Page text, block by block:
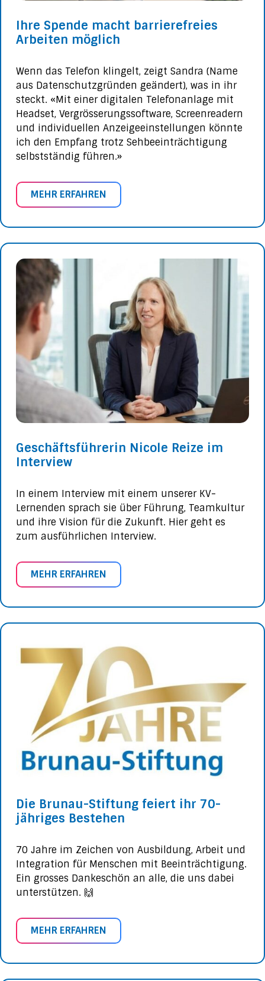
Ihre Spende macht barrierefreies
Arbeiten möglich
Wenn das Telefon klingelt, zeigt Sandra (Name
aus Datenschutzgründen geändert), was in ihr
steckt. «Mit einer digitalen Telefonanlage mit
Headset, Vergrösserungssoftware, Screenreadern
und individuellen Anzeigeeinstellungen könnte
ich den Empfang trotz Sehbeeinträchtigung
selbstständig führen.»
MEHR ERFAHREN
Geschäftsführerin Nicole Reize im
Interview
In einem Interview mit einem unserer KV-
Lernenden sprach sie über Führung, Teamkultur
und ihre Vision für die Zukunft. Hier geht es
zum ausführlichen Interview.
MEHR ERFAHREN
Die Brunau-Stiftung feiert ihr 70-
jähriges Bestehen
70 Jahre im Zeichen von Ausbildung, Arbeit und
Integration für Menschen mit Beeinträchtigung.
Ein grosses Dankeschön an alle, die uns dabei
unterstützen. 🙌
MEHR ERFAHREN